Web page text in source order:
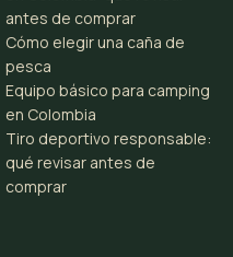
antes de comprar
Cómo elegir una caña de
pesca
Equipo básico para camping
en Colombia
Tiro deportivo responsable:
qué revisar antes de
comprar